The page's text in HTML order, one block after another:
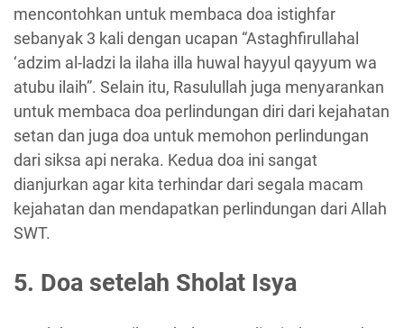
mencontohkan untuk membaca doa istighfar
sebanyak 3 kali dengan ucapan “Astaghfirullahal
‘adzim al-ladzi la ilaha illa huwal hayyul qayyum wa
atubu ilaih”. Selain itu, Rasulullah juga menyarankan
untuk membaca doa perlindungan diri dari kejahatan
setan dan juga doa untuk memohon perlindungan
dari siksa api neraka. Kedua doa ini sangat
dianjurkan agar kita terhindar dari segala macam
kejahatan dan mendapatkan perlindungan dari Allah
SWT.
5. Doa setelah Sholat Isya